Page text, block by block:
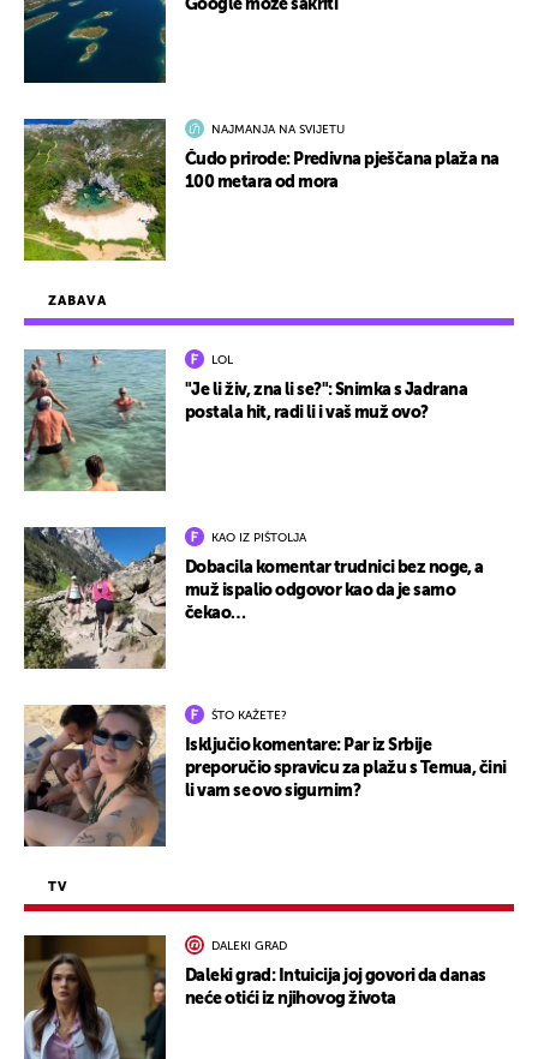
ZABAVA
LOL
"Je li živ, zna li se?": Snimka s Jadrana
postala hit, radi li i vaš muž ovo?
KAO IZ PIŠTOLJA
Dobacila komentar trudnici bez noge, a
muž ispalio odgovor kao da je samo
čekao…
ŠTO KAŽETE?
Isključio komentare: Par iz Srbije
preporučio spravicu za plažu s Temua, čini
li vam se ovo sigurnim?
TV
DALEKI GRAD
Daleki grad: Intuicija joj govori da danas
neće otići iz njihovog života
Google može sakriti
NAJMANJA NA SVIJETU
Čudo prirode: Predivna pješčana plaža na
100 metara od mora